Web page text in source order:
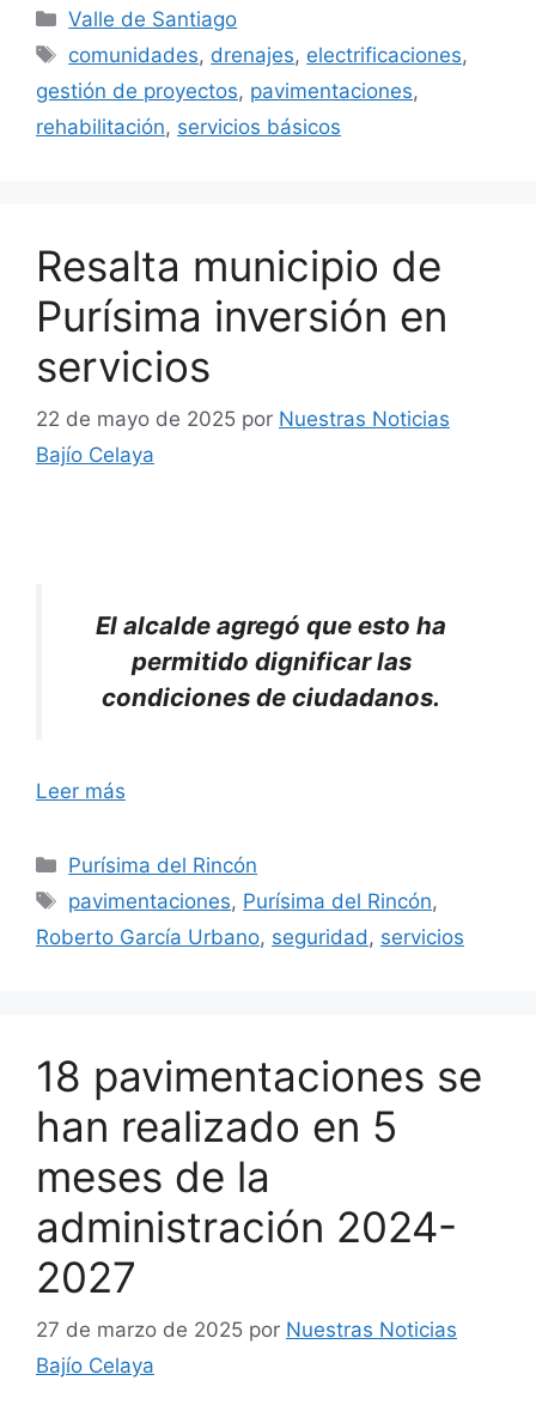
Categorías
Valle de Santiago
Etiquetas
comunidades, drenajes, electrificaciones,
gestión de proyectos, pavimentaciones,
rehabilitación, servicios básicos
Resalta municipio de
Purísima inversión en
servicios
22 de mayo de 2025 por Nuestras Noticias
Bajío Celaya
El alcalde agregó que esto ha
permitido dignificar las
condiciones de ciudadanos.
Leer más
Categorías
Purísima del Rincón
Etiquetas
pavimentaciones, Purísima del Rincón,
Roberto García Urbano, seguridad , servicios
18 pavimentaciones se
han realizado en 5
meses de la
administración 2024-
2027
27 de marzo de 2025 por Nuestras Noticias
Bajío Celaya